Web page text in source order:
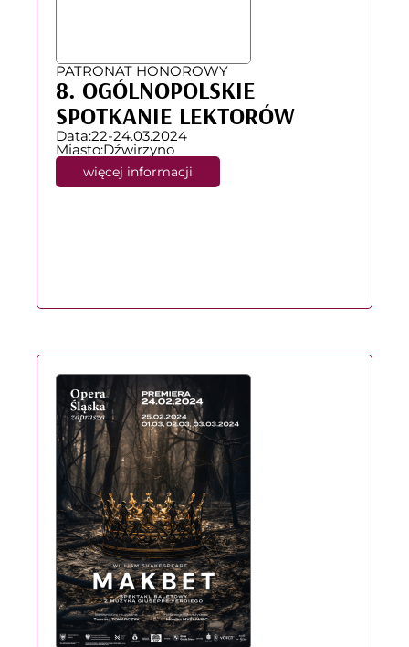
PATRONAT HONOROWY
8. OGÓLNOPOLSKIE
SPOTKANIE LEKTORÓW
Data:22-24.03.2024
Miasto:Dźwirzyno
więcej informacji